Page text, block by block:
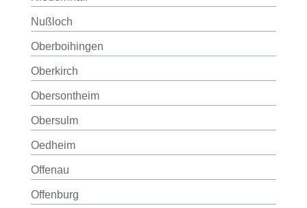
Nußloch
Oberboihingen
Oberkirch
Obersontheim
Obersulm
Oedheim
Offenau
Offenburg